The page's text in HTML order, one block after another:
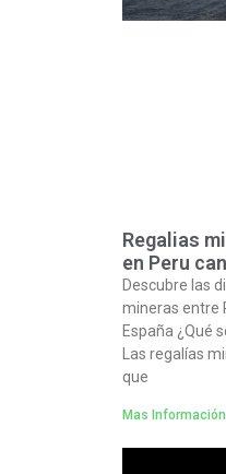
Regalias
en Peru
Descubre las
mineras entre
España ¿Qué
Las regalías
que
Mas